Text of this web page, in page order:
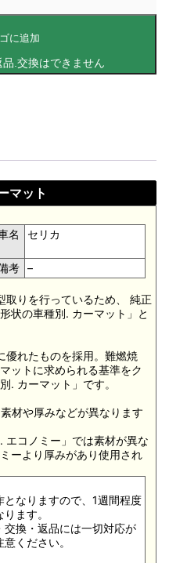
に追加
マット
名 セリカ
考 –
取りを行っているため、 純正
状の車種別. カーマット」と
優れたものを採用。難燃焼
ットに求められる基準をク
. カーマット」です。
材や厚みなどが異なります
エコノミー」では素材が異な
ーより厚みがあり使用され
となりますので、1週間程度
ます。
交換・返品には一切対応が
ください。